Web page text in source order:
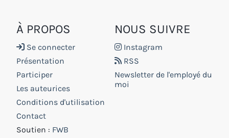
À PROPOS
Se connecter
Présentation
Participer
Les auteurices
Conditions d'utilisation
Contact
Soutien : FWB
NOUS SUIVRE
Instagram
RSS
Newsletter de l'employé du
moi